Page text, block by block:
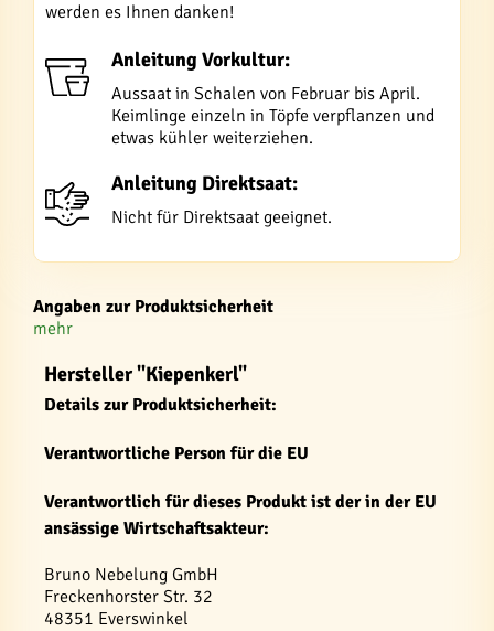
werden es Ihnen danken!
Anleitung Vorkultur:
Aussaat in Schalen von Februar bis April.
Keimlinge einzeln in Töpfe verpflanzen und
etwas kühler weiterziehen.
Anleitung Direktsaat:
Nicht für Direktsaat geeignet.
Angaben zur Produktsicherheit
mehr
Hersteller "Kiepenkerl"
Details zur Produktsicherheit:
Verantwortliche Person für die EU
Verantwortlich für dieses Produkt ist der in der EU
ansässige Wirtschaftsakteur:
Bruno Nebelung GmbH
Freckenhorster Str. 32
48351 Everswinkel